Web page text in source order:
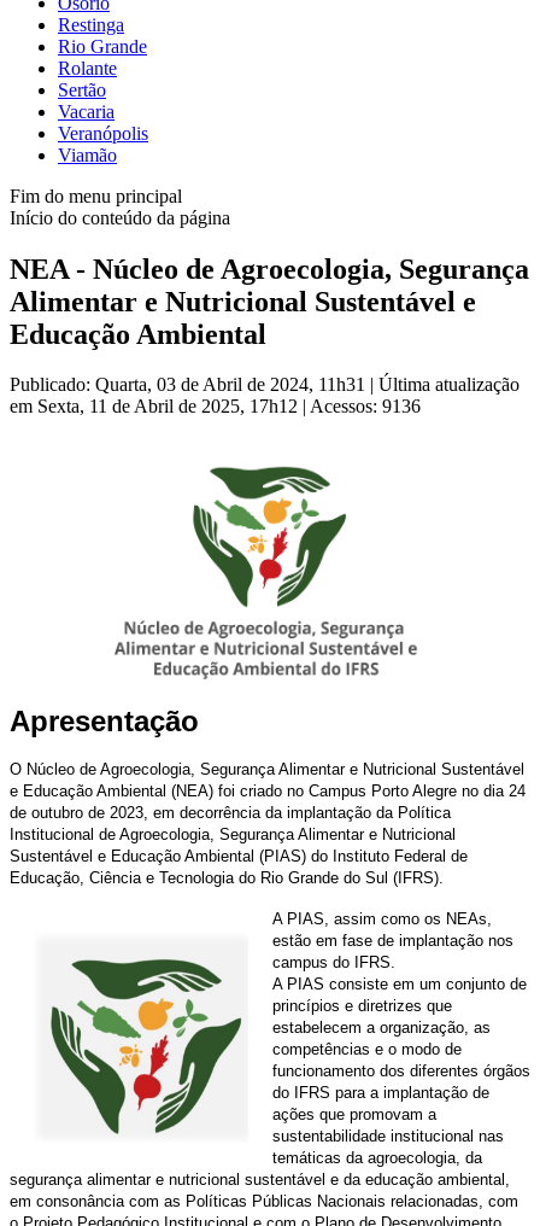
Restinga
Rio Grande
Rolante
Sertão
Vacaria
Veranópolis
Viamão
Fim do menu principal
Início do conteúdo da página
NEA - Núcleo de Agroecologia, Segurança
Alimentar e Nutricional Sustentável e
Educação Ambiental
Publicado: Quarta, 03 de Abril de 2024, 11h31 | Última atualização
em Sexta, 11 de Abril de 2025, 17h12 | Acessos: 9136
Apresentação
O Núcleo de Agroecologia, Segurança Alimentar e Nutricional Sustentável
e Educação Ambiental (NEA) foi criado no Campus Porto Alegre no dia 24
de outubro de 2023, em decorrência da implantação da Política
Institucional de Agroecologia, Segurança Alimentar e Nutricional
Sustentável e Educação Ambiental (PIAS) do Instituto Federal de
Educação, Ciência e Tecnologia do Rio Grande do Sul (IFRS).
A PIAS, assim como os NEAs,
estão em fase de implantação nos
campus do IFRS.
A PIAS consiste em um conjunto de
princípios e diretrizes que
estabelecem a organização, as
competências e o modo de
funcionamento dos diferentes órgãos
do IFRS para a implantação de
ações que promovam a
sustentabilidade institucional nas
temáticas da agroecologia, da
segurança alimentar e nutricional sustentável e da educação ambiental,
em consonância com as Políticas Públicas Nacionais relacionadas, com